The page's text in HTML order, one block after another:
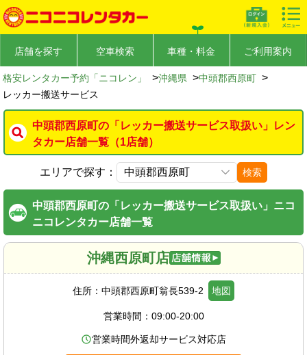
店舗を探す 空車検索 車種・料金 ご利用案内
格安レンタカー予約「ニコレン」 >沖縄県 >中頭郡西原町 >
レッカー搬送サービス
中頭郡西原町の「レッカー搬送サービス取扱い」レン
タカー店舗一覧（1店舗）
エリアで探す： 検索
中頭郡西原町の「レッカー搬送サービス取扱い」ニコ
ニコレンタカー店舗一覧
沖縄西原町店
住所： 中頭郡西原町翁長539-2 地図
営業時間： 09:00-20:00
営業時間外返却サービス対応店